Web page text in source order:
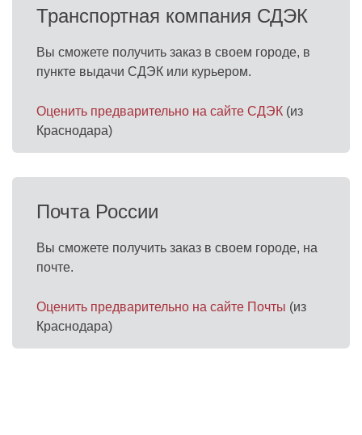
Транспортная компания СДЭК
Вы сможете получить заказ в своем городе, в
пункте выдачи СДЭК или курьером.
Оценить предварительно на сайте СДЭК (из
Краснодара)
Почта России
Вы сможете получить заказ в своем городе, на
почте.
Оценить предварительно на сайте Почты (из
Краснодара)